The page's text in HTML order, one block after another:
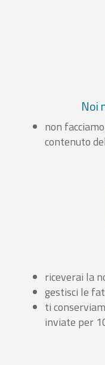
Noi
non
contenuto
riceverai la
gestisci le
ti
inviate per